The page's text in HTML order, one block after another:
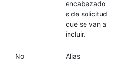
encabezado
s de solicitud
que se van a
incluir.
No
Alias